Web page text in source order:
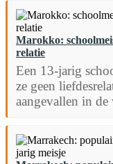
Marokko:
relatie
Een 13-jarig
ze geen
aangevallen in